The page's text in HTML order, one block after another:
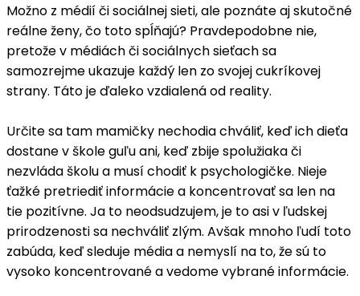
Možno z médií či sociálnej sieti, ale poznáte aj skutočné
reálne ženy, čo toto spĺňajú? Pravdepodobne nie,
pretože v médiách či sociálnych sieťach sa
samozrejme ukazuje každý len zo svojej cukríkovej
strany. Táto je ďaleko vzdialená od reality.
Určite sa tam mamičky nechodia chváliť, keď ich dieťa
dostane v škole guľu ani, keď zbije spolužiaka či
nezvláda školu a musí chodiť k psychologičke. Nieje
ťažké pretriediť informácie a koncentrovať sa len na
tie pozitívne. Ja to neodsudzujem, je to asi v ľudskej
prirodzenosti sa nechváliť zlým. Avšak mnoho ľudí toto
zabúda, keď sleduje média a nemyslí na to, že sú to
vysoko koncentrované a vedome vybrané informácie.